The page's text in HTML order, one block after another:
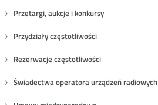
Przetargi, aukcje i konkursy
Przydziały częstotliwości
Rezerwacje częstotliwości
Świadectwa operatora urządzeń radiowych